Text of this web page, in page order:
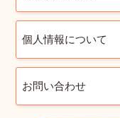
個人情報について
お問い合わせ